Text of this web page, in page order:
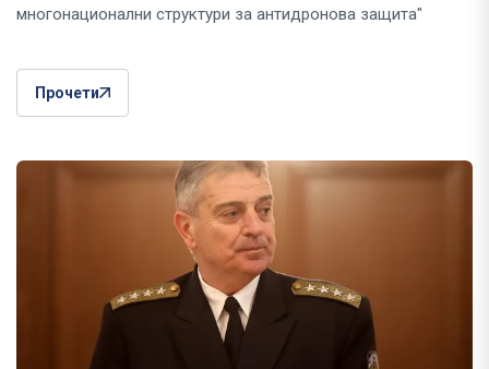
многонационални структури за антидронова защита"
Прочети